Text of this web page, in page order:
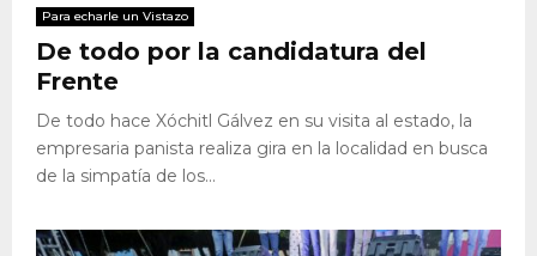
Para echarle un Vistazo
De todo por la candidatura del
Frente
De todo hace Xóchitl Gálvez en su visita al estado, la
empresaria panista realiza gira en la localidad en busca
de la simpatía de los...